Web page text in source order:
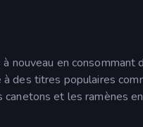
à nouveau en consommant
des titres populaires
canetons et les ramènes